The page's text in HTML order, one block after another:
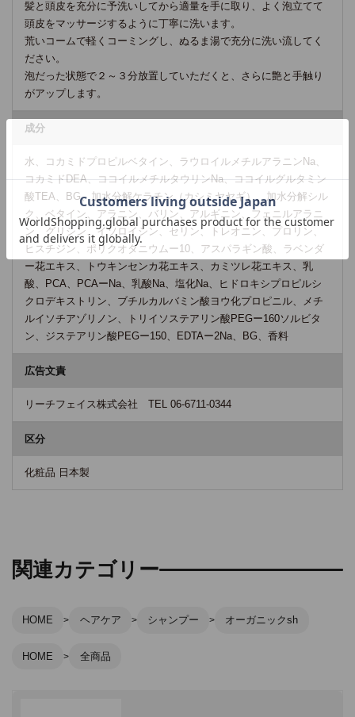
髪と頭皮を充分に予洗いしてから適量を手に取り、よく泡立てて
頭皮をマッサージするように丁寧に洗います。
荒いコームで軽くコーミングし、ぬるま湯で充分に洗い流してく
ださい。
泡だった状態で２～３分放置していただくと、さらに艶と手触り
がアップします。
成分
水、コカミドプロピルベタイン、ラウロイルメチルアラニンNa、
コカミドDEA、ココイルメチルタウリンNa、ココイルグルタミン
酸TEA、BG、加水分解ケラチン（カシミヤヤギ）、加水分解シル
ク、ベタイン、アラニン、バリン、アルギニン、フェニルアラニ
ン、グリシン、イソロイシン、セリン、トレオニン、プロリン、
ヒスチジン、ポリクオタニウムー10、アスパラギン酸、ラベンダ
ー花エキス、トウキンセンカ花エキス、カミツレ花エキス、乳
酸、PCA、PCAーNa、乳酸Na、塩化Na、ヒドロキシプロピルシ
クロデキストリン、ブチルカルバミン酸ヨウ化プロピニル、メチ
ルイソチアゾリノン、トリイソステアリン酸PEGー160ソルビタ
ン、ジステアリン酸PEGー150、EDTAー2Na、BG、香料
広告文責
リーチフェイス株式会社 TEL 06-6711-0344
区分
化粧品 日本製
関連カテゴリー
HOME ヘアケア シャンプー オーガニックsh
HOME 全商品